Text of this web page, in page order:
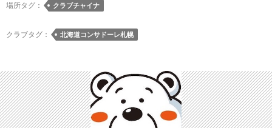
ア
ム
デ
ィ
場所タグ： クラブチャイナ
クラブタグ： 北海道コンサドーレ札幌